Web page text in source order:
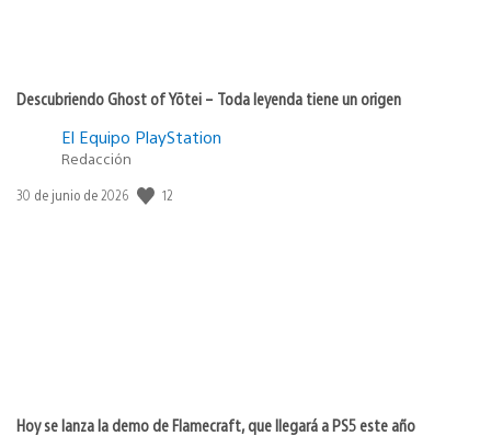
Descubriendo Ghost of Yōtei – Toda leyenda tiene un origen
El Equipo PlayStation
Redacción
Fecha
30 de junio de 2026 12
Hoy se lanza la demo de Flamecraft, que llegará a PS5 este año